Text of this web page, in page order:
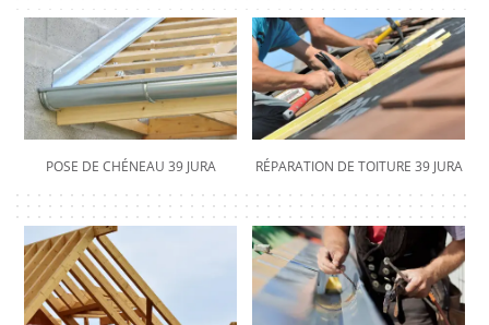
POSE DE CHÉNEAU 39 JURA RÉPARATION DE TOITURE 39 JURA